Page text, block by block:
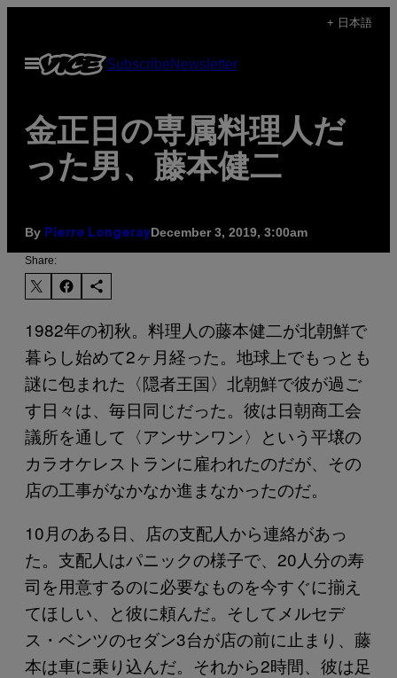
content
+ 日本語
Open
Menu
SubscribeNewsletter
金正日の専属料理人だ
った男、藤本健二
By Pierre LongerayDecember 3, 2019, 3:00am
Share:
1982年の初秋。料理人の藤本健二が北朝鮮で
暮らし始めて2ヶ月経った。地球上でもっとも
謎に包まれた〈隠者王国〉北朝鮮で彼が過ご
す日々は、毎日同じだった。彼は日朝商工会
議所を通して〈アンサンワン〉という平壌の
カラオケレストランに雇われたのだが、その
店の工事がなかなか進まなかったのだ。
10月のある日、店の支配人から連絡があっ
た。支配人はパニックの様子で、20人分の寿
司を用意するのに必要なものを今すぐに揃え
てほしい、と彼に頼んだ。そしてメルセデ
ス・ベンツのセダン3台が店の前に止まり、藤
本は車に乗り込んだ。それから2時間、彼は足